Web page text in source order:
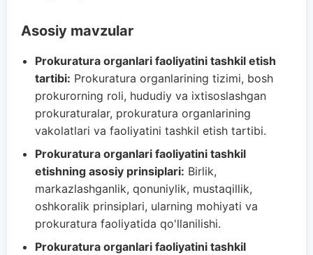
Asosiy mavzular
Prokuratura organlari faoliyatini tashkil etish
tartibi: Prokuratura organlarining tizimi, bosh
prokurorning roli, hududiy va ixtisoslashgan
prokuraturalar, prokuratura organlarining
vakolatlari va faoliyatini tashkil etish tartibi.
Prokuratura organlari faoliyatini tashkil
etishning asosiy prinsiplari: Birlik,
markazlashganlik, qonuniylik, mustaqillik,
oshkoralik prinsiplari, ularning mohiyati va
prokuratura faoliyatida qo'llanilishi.
Prokuratura organlari faoliyatini tashkil